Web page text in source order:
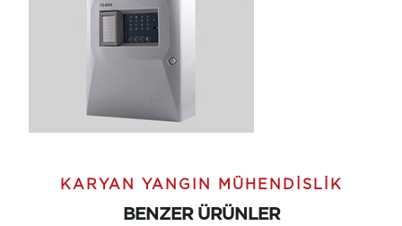
KARYAN YANGIN MÜHENDISLIK
BENZER ÜRÜNLER